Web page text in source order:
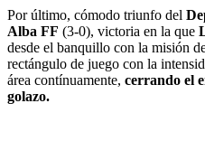
Por último, cómodo triunfo del
Alba FF (3-0), victoria en la que
desde el banquillo con la misión
rectángulo de juego con la
área contínuamente, cerrando el
golazo.